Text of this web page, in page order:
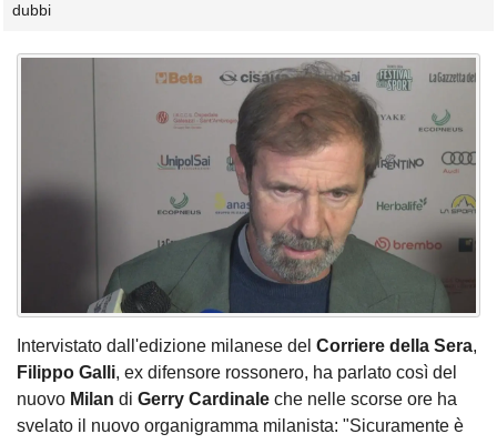
dubbi
Intervistato dall'edizione milanese del Corriere della Sera,
Filippo Galli, ex difensore rossonero, ha parlato così del
nuovo Milan di Gerry Cardinale che nelle scorse ore ha
svelato il nuovo organigramma milanista: "Sicuramente è